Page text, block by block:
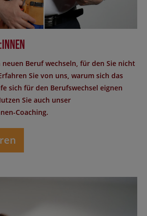
Beruf wechseln, für den Sie nicht
Sie von uns, warum sich das
sich für den Berufswechsel eignen
Sie auch unser
Coaching.